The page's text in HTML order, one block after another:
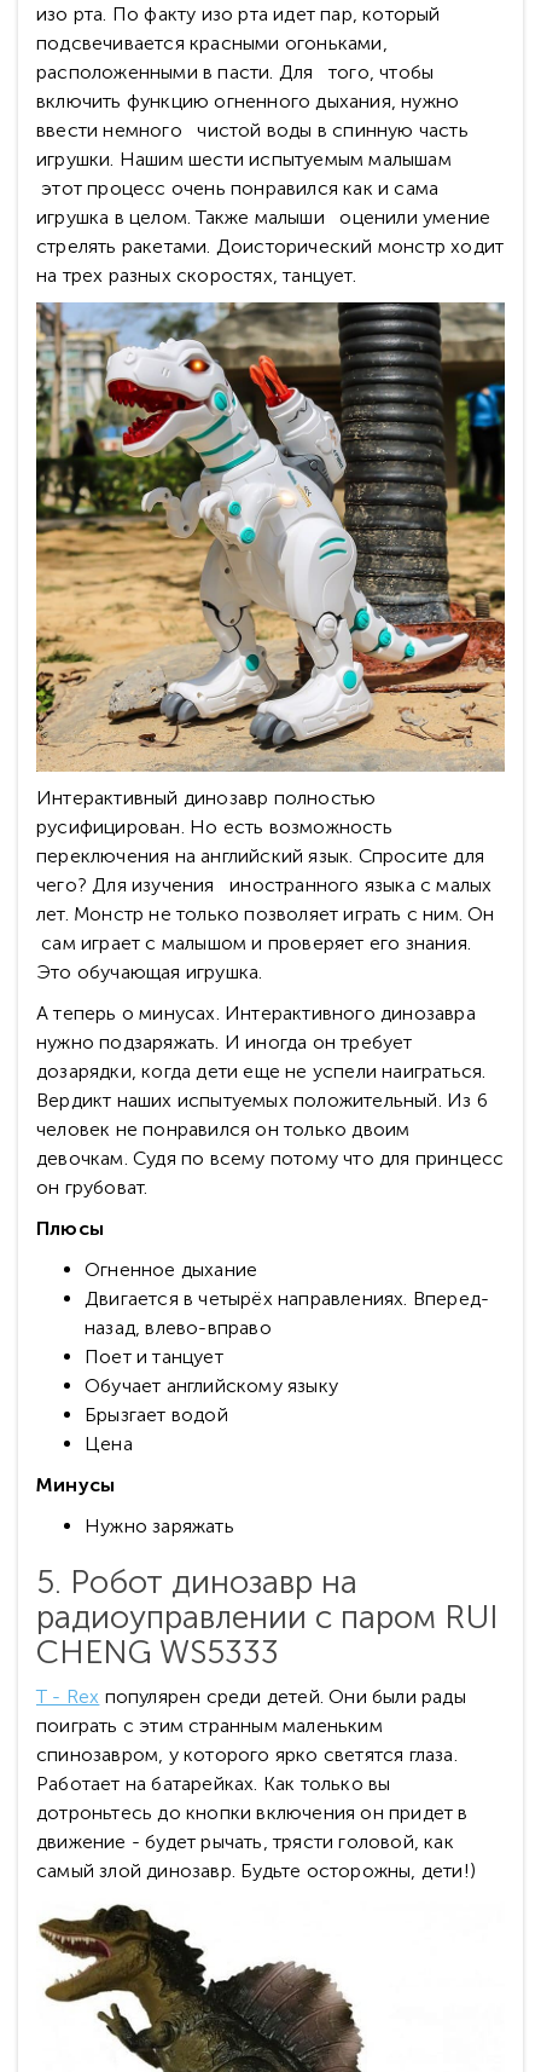
изо рта. По факту изо рта идет пар, который
подсвечивается красными огоньками,
расположенными в пасти. Для того, чтобы
включить функцию огненного дыхания, нужно
ввести немного чистой воды в спинную часть
игрушки. Нашим шести испытуемым малышам
этот процесс очень понравился как и сама
игрушка в целом. Также малыши оценили умение
стрелять ракетами. Доисторический монстр ходит
на трех разных скоростях, танцует.
Интерактивный динозавр полностью
русифицирован. Но есть возможность
переключения на английский язык. Спросите для
чего? Для изучения иностранного языка с малых
лет. Монстр не только позволяет играть с ним. Он
сам играет с малышом и проверяет его знания.
Это обучающая игрушка.
А теперь о минусах. Интерактивного динозавра
нужно подзаряжать. И иногда он требует
дозарядки, когда дети еще не успели наиграться.
Вердикт наших испытуемых положительный. Из 6
человек не понравился он только двоим
девочкам. Судя по всему потому что для принцесс
он грубоват.
Плюсы
Огненное дыхание
Двигается в четырёх направлениях. Вперед-
назад, влево-вправо
Поет и танцует
Обучает английскому языку
Брызгает водой
Цена
Минусы
Нужно заряжать
5. Робот динозавр на
радиоуправлении с паром RUI
CHENG WS5333
T - Rex популярен среди детей. Они были рады
поиграть с этим странным маленьким
спинозавром, у которого ярко светятся глаза.
Работает на батарейках. Как только вы
дотроньтесь до кнопки включения он придет в
движение - будет рычать, трясти головой, как
самый злой динозавр. Будьте осторожны, дети!)